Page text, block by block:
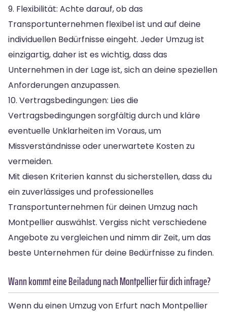
9. Flexibilität: Achte darauf, ob das
Transportunternehmen flexibel ist und auf deine
individuellen Bedürfnisse eingeht. Jeder Umzug ist
einzigartig, daher ist es wichtig, dass das
Unternehmen in der Lage ist, sich an deine speziellen
Anforderungen anzupassen.
10. Vertragsbedingungen: Lies die
Vertragsbedingungen sorgfältig durch und kläre
eventuelle Unklarheiten im Voraus, um
Missverständnisse oder unerwartete Kosten zu
vermeiden.
Mit diesen Kriterien kannst du sicherstellen, dass du
ein zuverlässiges und professionelles
Transportunternehmen für deinen Umzug nach
Montpellier auswählst. Vergiss nicht verschiedene
Angebote zu vergleichen und nimm dir Zeit, um das
beste Unternehmen für deine Bedürfnisse zu finden.
Wann kommt eine Beiladung nach Montpellier für dich infrage?
Wenn du einen Umzug von Erfurt nach Montpellier